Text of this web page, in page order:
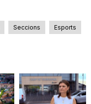
Seccions Esports